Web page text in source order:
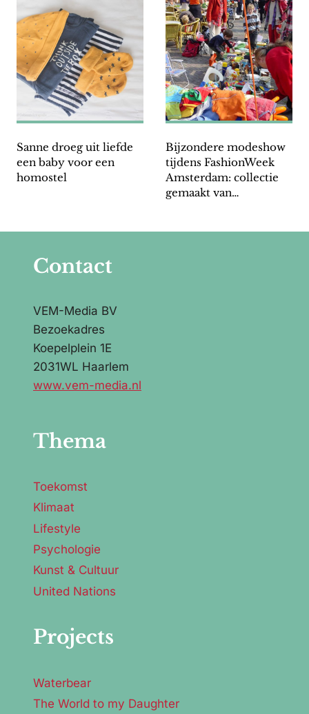
Sanne droeg uit liefde
een baby voor een
homostel
Bijzondere modeshow
tijdens FashionWeek
Amsterdam: collectie
gemaakt van
Contact
VEM-Media BV
Bezoekadres
Koepelplein 1E
2031WL Haarlem
www.vem-media.nl
Thema
Toekomst
Klimaat
Lifestyle
Psychologie
Kunst & Cultuur
United Nations
Projects
Waterbear
The World to my Daughter